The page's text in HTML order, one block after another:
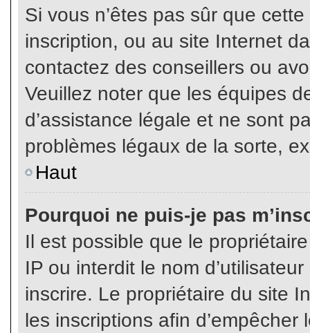
Si vous n’êtes pas sûr que
inscription, ou au site Internet
contactez des conseillers ou
Veuillez noter que les équipes
d’assistance légale et ne sont
problèmes légaux de la sorte,
Haut
Pourquoi ne puis-je pas
Il est possible que le
IP ou interdit le nom
inscrire. Le propriétaire du site
les inscriptions afin d’empêcher